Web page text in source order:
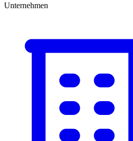
Unternehmen